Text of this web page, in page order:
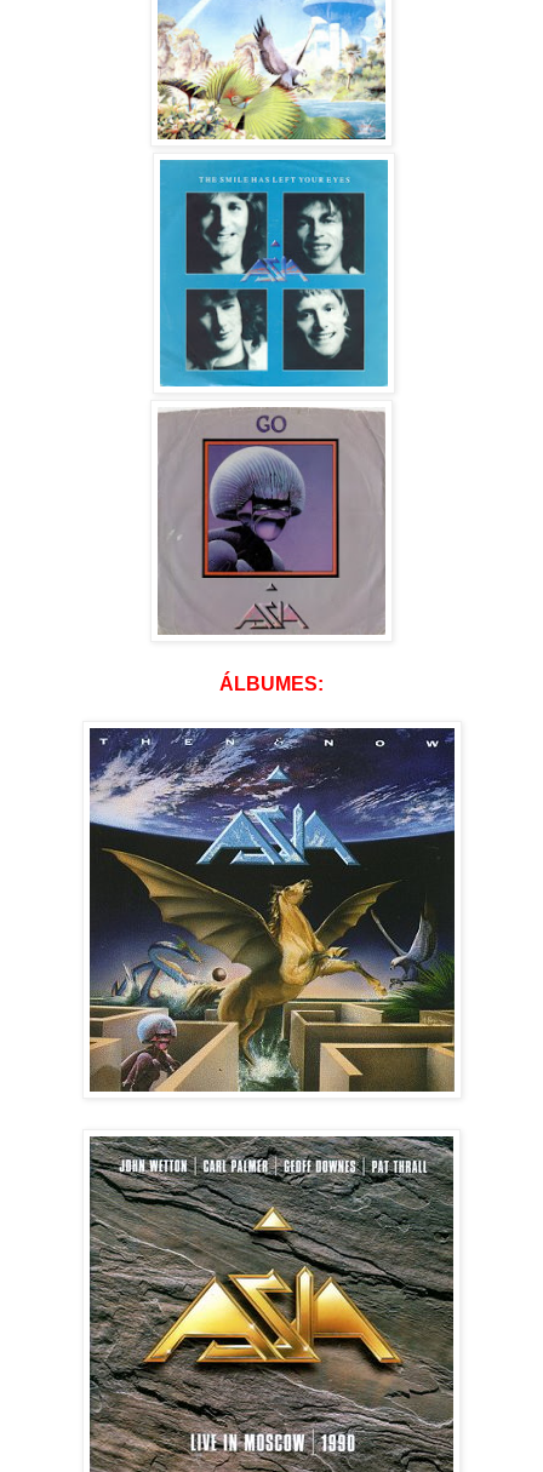
ÁLBUMES: